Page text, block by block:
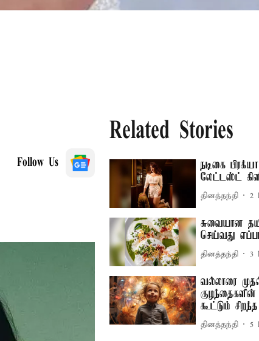
Follow Us
Related Stories
நடிகை
லேட்டஸ்ட்
தினத்தந்தி 2
சுவையான
செய்வது
தினத்தந்தி 3
வல்லாரை
கூட்டும்
தினத்தந்தி 5